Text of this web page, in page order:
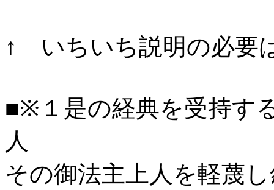
↑ いちいち説明の必要
■※１是の経典を受持す
人
その御法主上人を軽蔑